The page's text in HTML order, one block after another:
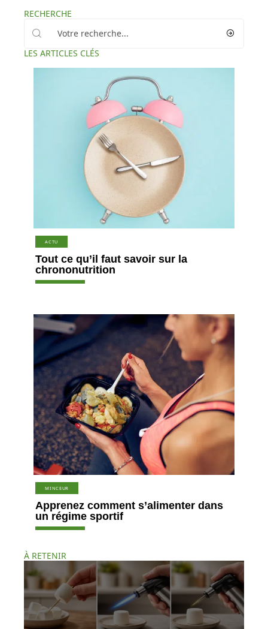
RECHERCHE
LES ARTICLES CLÉS
ACTU
Tout ce qu’il faut savoir sur la
chrononutrition
MINCEUR
Apprenez comment s’alimenter dans
un régime sportif
À RETENIR